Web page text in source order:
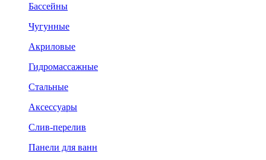
Бассейны
Чугунные
Акриловые
Гидромассажные
Стальные
Аксессуары
Слив-перелив
Панели для ванн